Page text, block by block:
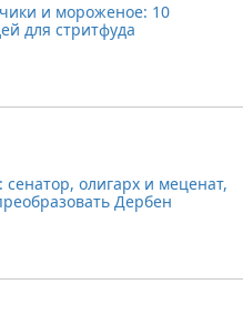
и мороженое: 10
для стритфуда
олигарх и меценат,
Дербен